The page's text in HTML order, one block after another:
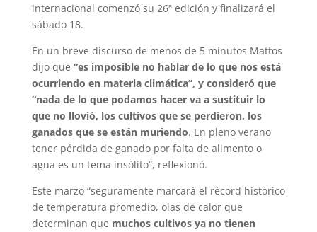
internacional comenzó su 26ª edición y finalizará el
sábado 18.
En un breve discurso de menos de 5 minutos Mattos
dijo que “es imposible no hablar de lo que nos está
ocurriendo en materia climática”, y consideró que
“nada de lo que podamos hacer va a sustituir lo
que no llovió, los cultivos que se perdieron, los
ganados que se están muriendo. En pleno verano
tener pérdida de ganado por falta de alimento o
agua es un tema insólito”, reflexionó.
Este marzo “seguramente marcará el récord histórico
de temperatura promedio, olas de calor que
determinan que muchos cultivos ya no tienen